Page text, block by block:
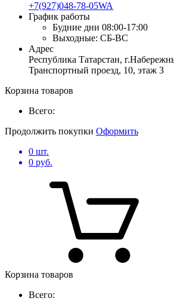
+7(927)048-78-05WA
График работы
Будние дни 08:00-17:00
Выходные: СБ-ВС
Адрес
Республика Татарстан,
Транспортный проезд, 10, этаж 3
Корзина товаров
Всего:
Продолжить покупки Оформить
0 шт.
0 руб.
Корзина товаров
Всего: